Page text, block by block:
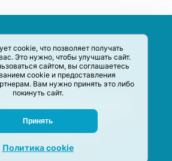
cookie, что позволяет получать
Это нужно, чтобы улучшать сайт.
сайтом, вы соглашаетесь
cookie и предоставления
Вам нужно принять это либо
покинуть сайт.
Принять
Политика cookie
и скидок на товары и услуги в РФ
Задать вопрос
production 2020 –2026